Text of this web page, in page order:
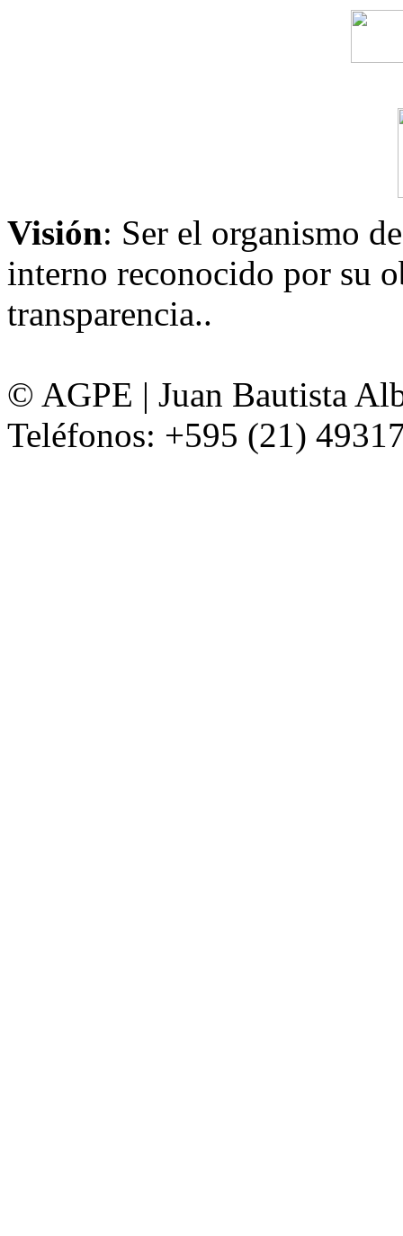
Visión: Ser el organismo
interno reconocido por su
transparencia..
© AGPE | Juan Bautista
Teléfonos: +595 (21)